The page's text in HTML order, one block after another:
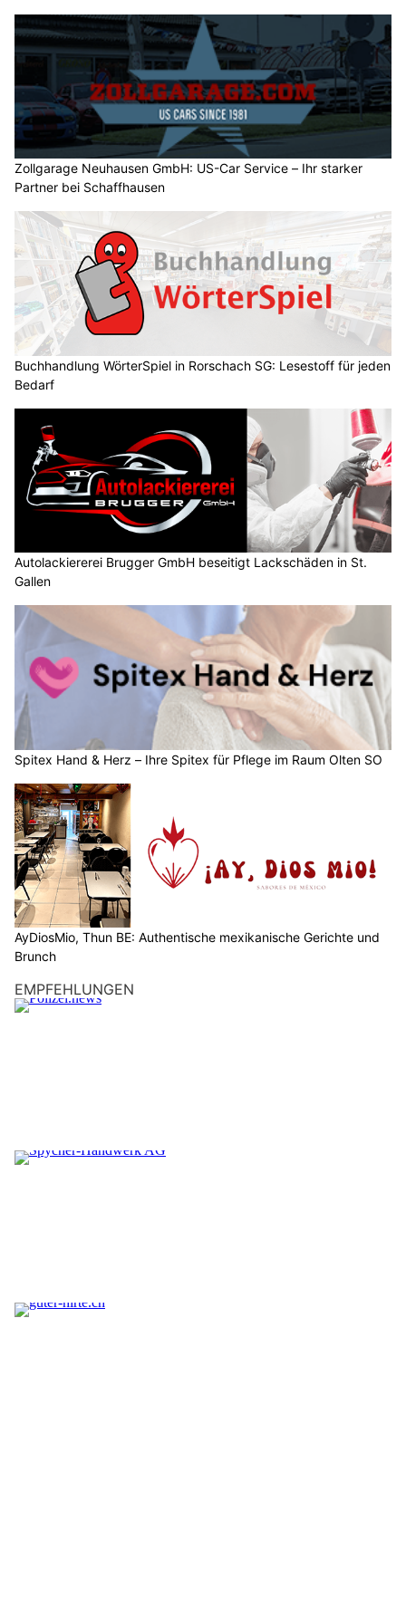
Zollgarage Neuhausen GmbH: US-Car Service – Ihr starker
Partner bei Schaffhausen
Buchhandlung WörterSpiel in Rorschach SG: Lesestoff für jeden
Bedarf
Autolackiererei Brugger GmbH beseitigt Lackschäden in St.
Gallen
Spitex Hand & Herz – Ihre Spitex für Pflege im Raum Olten SO
AyDiosMio, Thun BE: Authentische mexikanische Gerichte und
Brunch
EMPFEHLUNGEN